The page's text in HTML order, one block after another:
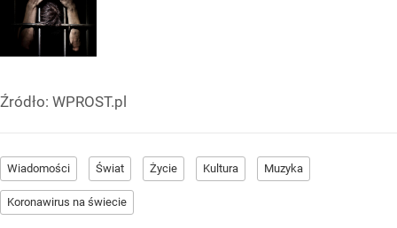
Źródło: WPROST.pl
Wiadomości Świat Życie Kultura Muzyka
Koronawirus na świecie